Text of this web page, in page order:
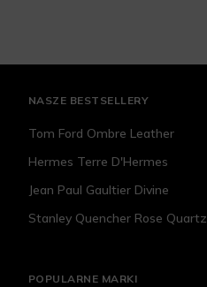
NASZE BESTSELLERY
Tom Ford Ombre Leather
Hermes Terre D'Hermes
Jean Paul Gaultier Divine
Stanley Quencher Rose Quartz
POPULARNE MARKI